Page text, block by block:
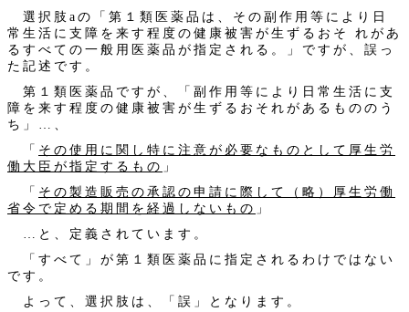
選択肢aの「第１類医薬品は、その副作用等により日
常生活に支障を来す程度の健康被害が生ずるおそ れがあ
るすべての一般用医薬品が指定される。」ですが、誤っ
た記述です。
第１類医薬品ですが、「副作用等により日常生活に支
障を来す程度の健康被害が生ずるおそれがあるもののう
ち」…、
「 その使用に関し特に注意が必要なものとして厚生労
働大臣が指定するもの 」
「 その製造販売の承認の申請に際して（略）厚生労働
省令で定める期間を経過しないもの 」
…と、定義されています。
「すべて」が第１類医薬品に指定されるわけではない
です。
よって、選択肢は、「誤」となります。